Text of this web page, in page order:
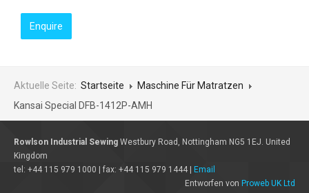
Enquire
Aktuelle Seite: Startseite
Maschine Für Matratzen
Kansai Special DFB-1412P-AMH
Rowlson Industrial Sewing Westbury Road, Nottingham NG5 1EJ. United
Kingdom
tel: +44 115 979 1000 | fax: +44 115 979 1444 |
Email
Entworfen von Proweb UK Ltd